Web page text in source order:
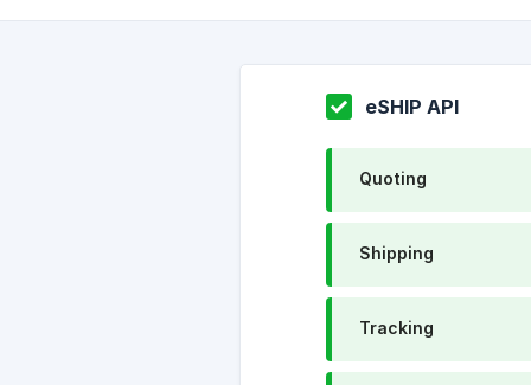
eSHIP API
Quoting
Shipping
Tracking